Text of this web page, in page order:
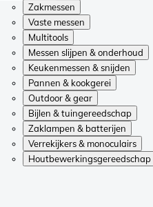
Zakmessen
Vaste messen
Multitools
Messen slijpen & onderhoud
Keukenmessen & snijden
Pannen & kookgerei
Outdoor & gear
Bijlen & tuingereedschap
Zaklampen & batterijen
Verrekijkers & monoculairs
Houtbewerkingsgereedschap